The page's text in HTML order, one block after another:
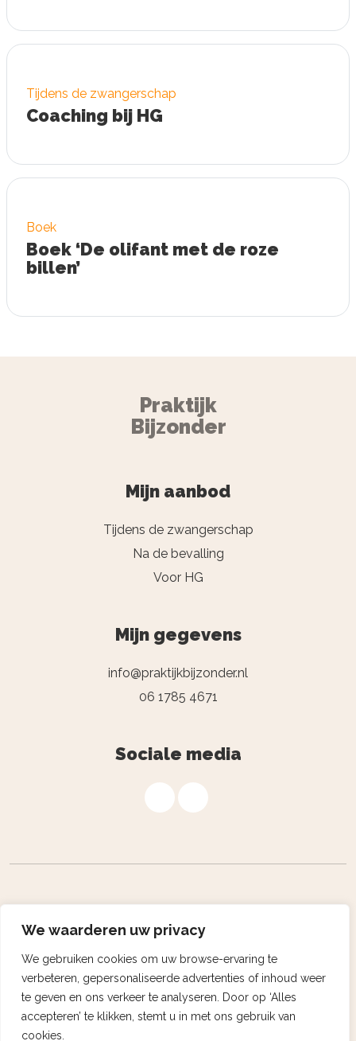
We waarderen uw privacy
We gebruiken cookies om uw browse-ervaring te
verbeteren, gepersonaliseerde advertenties of inhoud weer
te geven en ons verkeer te analyseren. Door op ‘Alles
accepteren’ te klikken, stemt u in met ons gebruik van
cookies.
Tijdens de zwangerschap
Coaching bij HG
Boek
Boek ‘De olifant met de roze
billen’
Praktijk
Bijzonder
Mijn aanbod
Tijdens de zwangerschap
Na de bevalling
Voor HG
Mijn gegevens
info@praktijkbijzonder.nl
06 1785 4671
Sociale media
Privacybeleid
Disclaimer
Powered by Nextcap